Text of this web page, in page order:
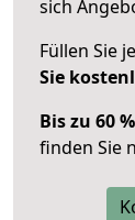
sich
Füllen Sie
Sie
Bis zu 60
finden Sie